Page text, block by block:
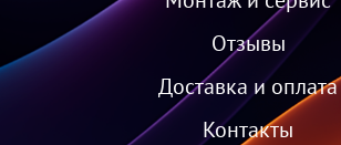
Отзывы
Доставка и оплата
Контакты